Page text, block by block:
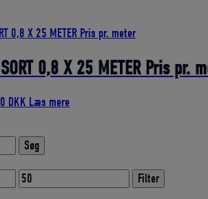
0,8 X 25 METER Pris pr.
DKK.
DKK Den
er:
45,00 DKK.
Læs mere
Søg
Højeste
pris
Filter